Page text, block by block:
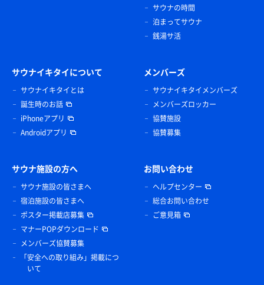
サウナの時間
泊まってサウナ
銭湯サ活
サウナイキタイについて
サウナイキタイとは
誕生時のお話
iPhoneアプリ
Androidアプリ
メンバーズ
サウナイキタイメンバーズ
メンバーズロッカー
協賛施設
協賛募集
サウナ施設の方へ
サウナ施設の皆さまへ
宿泊施設の皆さまへ
ポスター掲載店募集
マナーPOPダウンロード
メンバーズ協賛募集
「安全への取り組み」掲載につ
いて
お問い合わせ
ヘルプセンター
総合お問い合わせ
ご意見箱